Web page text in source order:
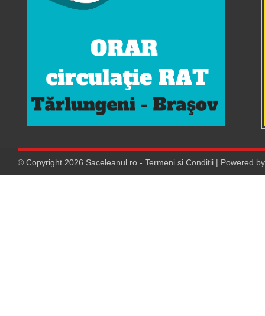
© Copyright 2026 Saceleanul.ro - Termeni si Conditii | Powered